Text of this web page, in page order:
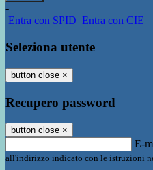
-
Entra con SPID Entra con CIE
Seleziona utente
button close ×
Recupero password
button close ×
E-
all'indirizzo indicato con le istruzioni